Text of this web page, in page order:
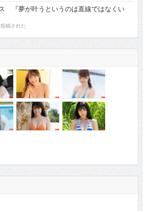
『夢が叶うというのは直線ではなくい
稿された